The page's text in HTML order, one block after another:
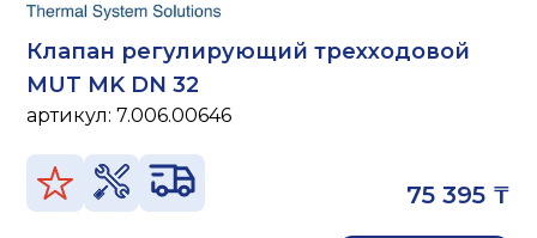
Клапан регулирующий трехходовой
MUT MK DN 32
артикул:7.006.00646
75 395 ₸